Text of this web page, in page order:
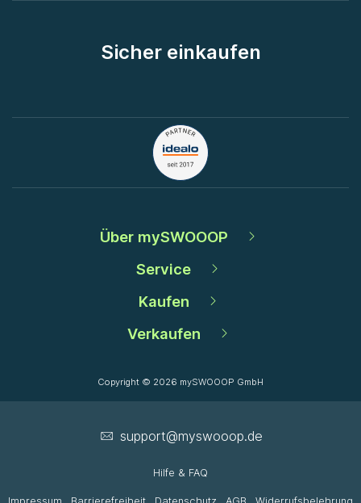
Sicher einkaufen
Über mySWOOOP
Service
Kaufen
Verkaufen
Copyright © 2026 mySWOOOP GmbH
support­@myswooop.de
Hilfe & FAQ